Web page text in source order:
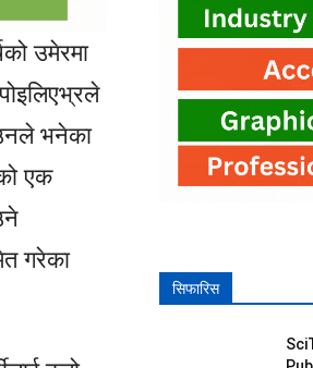
उमेरमा
उनले भनेका
एक
गरेका
सिफारिस